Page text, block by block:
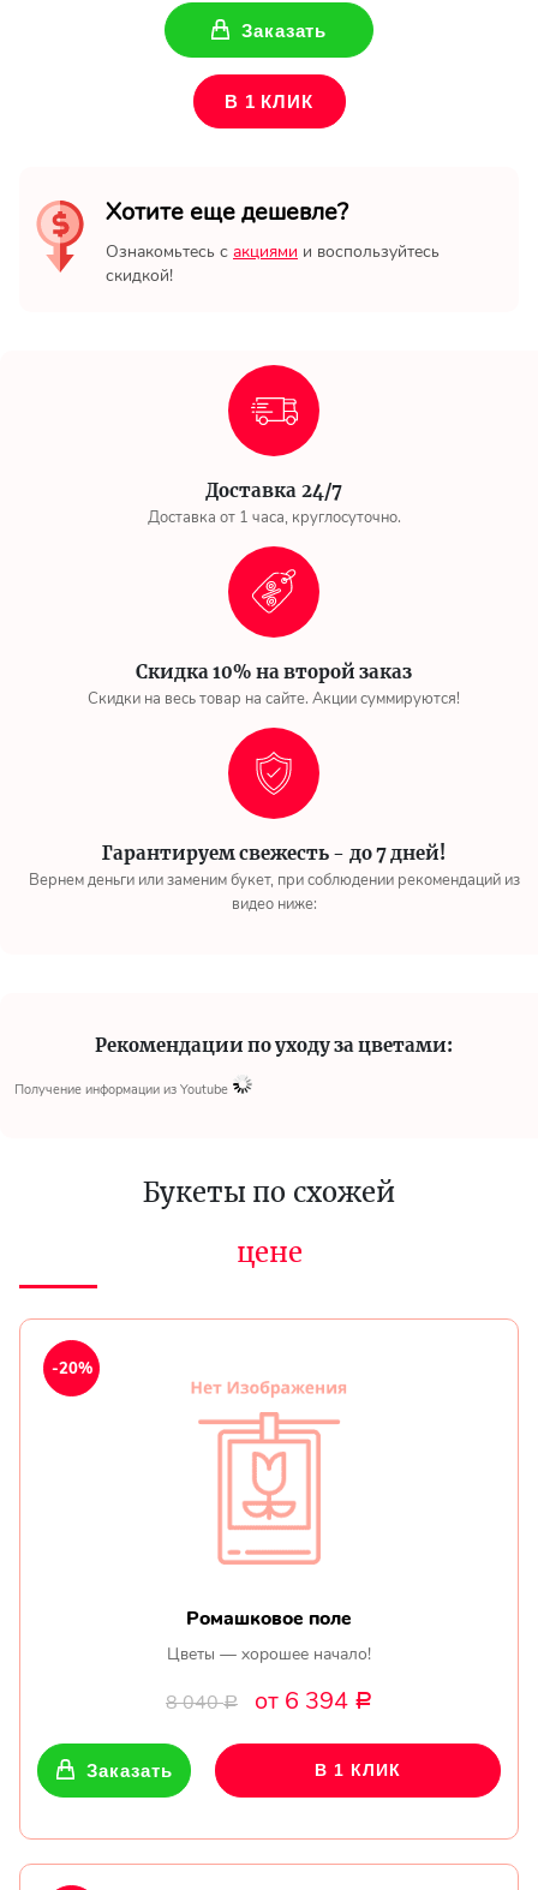
Заказать
В 1 КЛИК
Хотите еще дешевле?
Ознакомьтесь с акциями и воспользуйтесь
скидкой!
Доставка 24/7
Доставка от 1 часа, круглосуточно.
Скидка 10% на второй заказ
Скидки на весь товар на сайте. Акции суммируются!
Гарантируем свежесть - до 7 дней!
Вернем деньги или заменим букет, при соблюдении рекомендаций из
видео ниже:
Рекомендации по уходу за цветами:
Получение информации из Youtube
Букеты по схожей
цене
Ромашковое поле
Цветы — хорошее начало!
8 040Р от 6 394 Р
-20%
Заказать В 1 КЛИК